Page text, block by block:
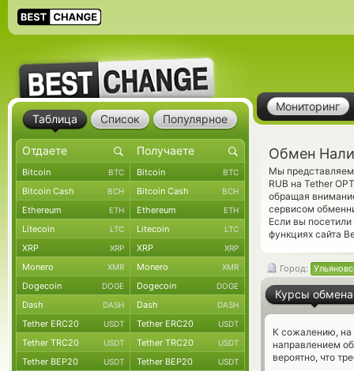
Мониторинг
Обмен
Мы
RUB на Tether
обращая
сервисом
Если вы
функциях сайта
Город:
Курсы обмена
К сожалению, на
направлением
вероятно, что
Таблица Список Популярное
Bitcoin BTC Bitcoin BTC
Bitcoin Cash BCH Bitcoin Cash BCH
Ethereum ETH Ethereum ETH
Litecoin LTC Litecoin LTC
XRP XRP XRP XRP
Monero XMR Monero XMR
Dogecoin DOGE Dogecoin DOGE
Dash DASH Dash DASH
Tether ERC20 USDT Tether ERC20 USDT
Tether TRC20 USDT Tether TRC20 USDT
Tether BEP20 USDT Tether BEP20 USDT